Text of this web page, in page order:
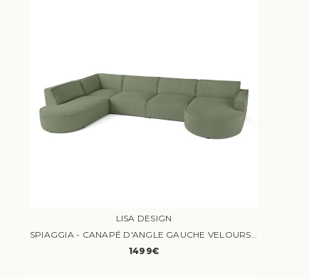
LISA DESIGN
SPIAGGIA - CANAPÉ D'ANGLE GAUCHE VELOURS VERT
1499€